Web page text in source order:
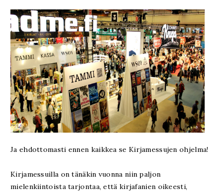
Ja ehdottomasti ennen kaikkea se Kirjamessujen ohjelma!
Kirjamessuilla on tänäkin vuonna niin paljon
mielenkiintoista tarjontaa, että kirjafanien oikeesti,